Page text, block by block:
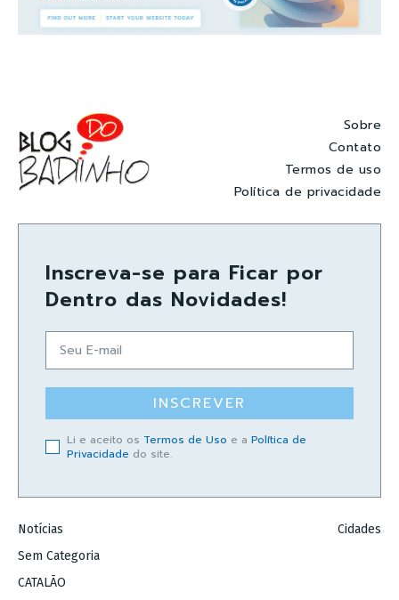
Sobre
Contato
Termos de uso
Política de privacidade
Inscreva-se para Ficar por
Dentro das Novidades!
INSCREVER
Li e aceito os Termos de Uso e a Política de
Privacidade do site.
Notícias
Sem Categoria
CATALÃO
Cidades